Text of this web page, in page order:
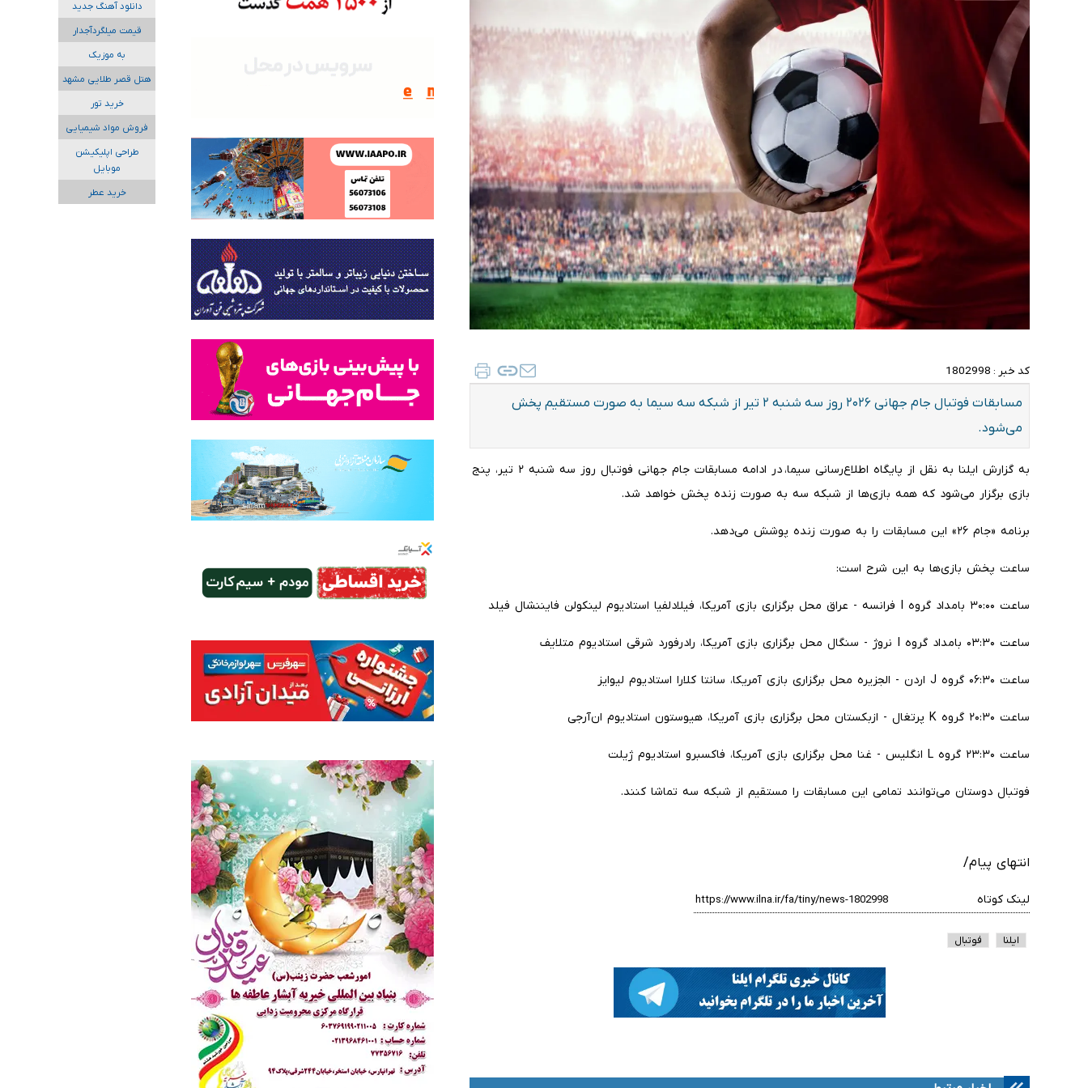
کد خبر : 1802998
مسابقات فوتبال جام جهانی ۲۰۲۶ روز سه شنبه ۲ تیر از شبکه سه سیما به صورت مستقیم پخش
می‌شود.
به گزارش ایلنا به نقل از پایگاه اطلاع‌رسانی سیما، در ادامه مسابقات جام جهانی فوتبال روز سه شنبه ۲ تیر، پنج
بازی برگزار می‌شود که همه بازی‌ها از شبکه سه به صورت زنده پخش خواهد شد.
برنامه «جام ۲۶» این مسابقات را به صورت زنده پوشش می‌دهد.
ساعت پخش بازی‌ها به این شرح است:
ساعت ۳۰:۰۰ بامداد گروه I فرانسه - عراق محل برگزاری بازی آمریکا، فیلادلفیا استادیوم لینکولن فایننشال فیلد
ساعت ۰۳:۳۰ بامداد گروه I نروژ - سنگال محل برگزاری بازی آمریکا، رادرفورد شرقی استادیوم متلایف
ساعت ۰۶:۳۰ گروه J اردن - الجزیره محل برگزاری بازی آمریکا، سانتا کلارا استادیوم لیوایز
ساعت ۲۰:۳۰ گروه K پرتغال - ازبکستان محل برگزاری بازی آمریکا، هیوستون استادیوم ان‌آرجی
ساعت ۲۳:۳۰ گروه L انگلیس - غنا محل برگزاری بازی آمریکا، فاکسبرو استادیوم ژیلت
فوتبال دوستان می‌توانند تمامی این مسابقات را مستقیم از شبکه سه تماشا کنند.
انتهای پیام/
لینک کوتاه
ایلنا فوتبال
دانلود آهنگ جدید
قیمت میلگردآجدار
به موزیک
هتل قصر طلایی مشهد
خرید تور
فروش مواد شیمیایی
طراحی اپلیکیشن
موبایل
خرید عطر